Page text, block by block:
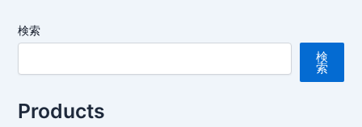
検索
検
索
Products